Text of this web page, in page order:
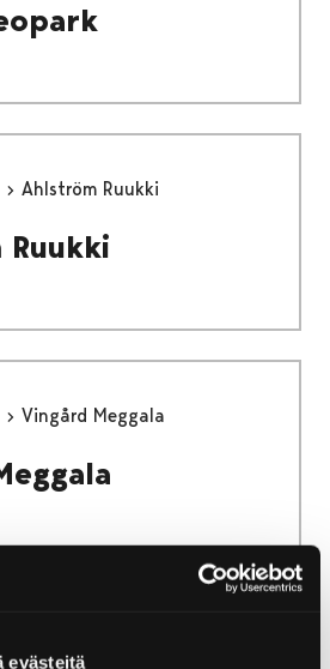
evästeitä
Ahlström Ruukki
Vingård Meggala